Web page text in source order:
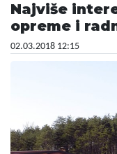
Najviše
opreme i
02.03.2018 12:15